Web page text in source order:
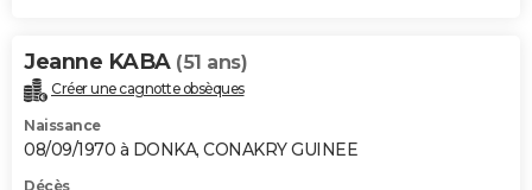
Jeanne KABA (51 ans)
Créer une cagnotte obsèques
Naissance
08/09/1970 à DONKA, CONAKRY GUINEE
Décès